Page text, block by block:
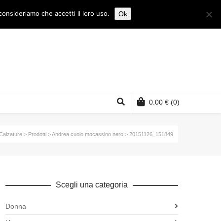
0.00 € (0)
> Prodotti >Andrea cuoio mocassino nero > 20151126_151849
Scegli una categoria
Donna
che accetti il loro uso. Ok